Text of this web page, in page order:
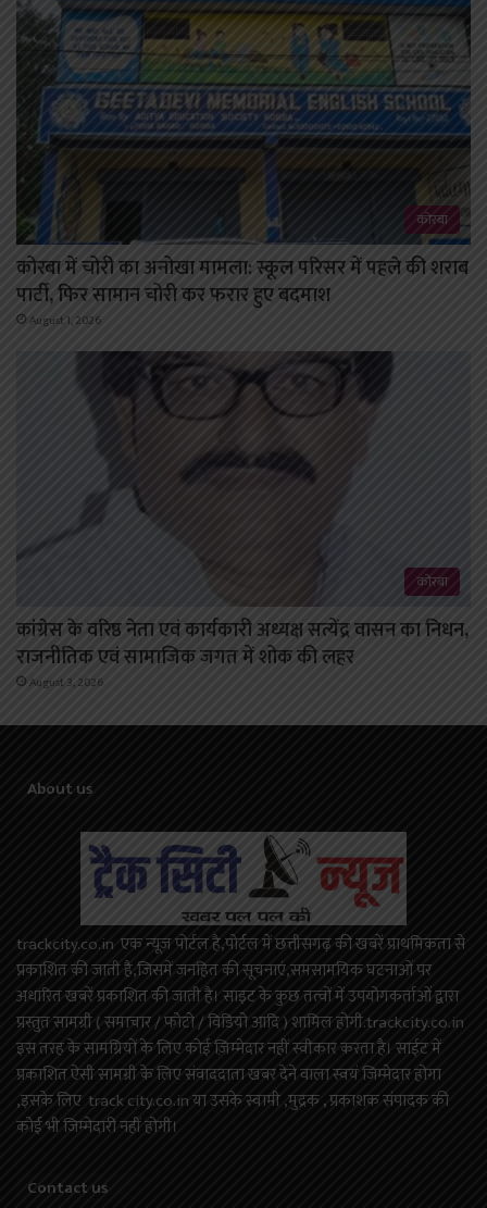
कोरबा
कोरबा में चोरी का अनोखा मामला: स्कूल परिसर में पहले की शराब
पार्टी, फिर सामान चोरी कर फरार हुए बदमाश
August 1, 2026
कोरबा
कांग्रेस के वरिष्ठ नेता एवं कार्यकारी अध्यक्ष सत्येंद्र वासन का निधन,
राजनीतिक एवं सामाजिक जगत में शोक की लहर
August 3, 2026
About us
trackcity.co.in एक न्यूज़ पोर्टल है,पोर्टल में छत्तीसगढ़ की खबरें प्राथमिकता से
प्रकाशित की जाती है,जिसमें जनहित की सूचनाएं,समसामयिक घटनाओं पर
अधारित खबरें प्रकाशित की जाती है। साइट के कुछ तत्वों में उपयोगकर्ताओं द्वारा
प्रस्तुत सामग्री ( समाचार / फोटो / विडियो आदि ) शामिल होगी.trackcity.co.in
इस तरह के सामग्रियों के लिए कोई ज़िम्मेदार नहीं स्वीकार करता है। साईट में
प्रकाशित ऐसी सामग्री के लिए संवाददाता खबर देने वाला स्वयं जिम्मेदार होगा
,इसके लिए track city.co.in या उसके स्वामी ,मुद्रक , प्रकाशक संपादक की
कोई भी जिम्मेदारी नहीं होगी।
Contact us